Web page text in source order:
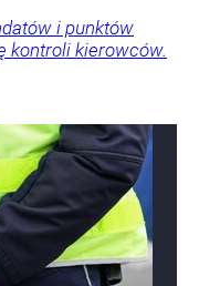
i punktów
kontroli kierowców.